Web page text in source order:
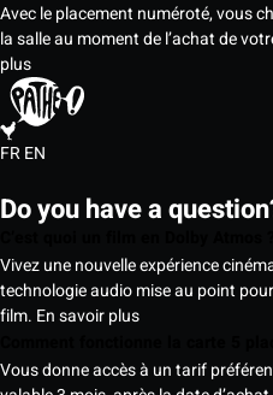
Avec le placement numéroté, vous
la salle au moment de l’achat de
plus
FREN
Do you have a
Vivez une nouvelle expérience
technologie audio mise au point
film. En savoir plus
Vous donne accès à un tarif